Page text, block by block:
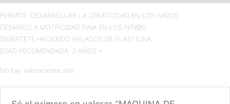
PERMITE DESARROLLAR LA CREATIVIDAD EN LOS NIÑOS
DESARROLA MOTRICIDAD FINA EN LOS NIÑ@S.
DIVIÈRTETE HACIENDO HELADOS DE PLASTILINA
EDAD RECOMENDADA: 3 AÑOS +
No hay valoraciones aún.